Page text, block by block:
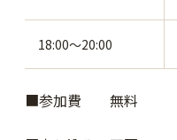
18:00～20:00
■参加費 無料